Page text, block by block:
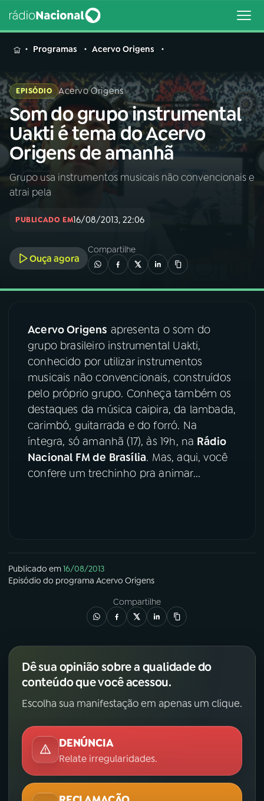
MENU
Buscar
na
Rádio
Nacional
Buscar
AO VIVO
INÍCIO
A RÁDIO
03PROGRAMAÇÃO
04PROGRAMAS
PODCASTS
06VIDEOCASTS
ÚLTIMAS
Instagram X
Programas Acervo Origens
EPISÓDIO Acervo Origens
Som do grupo instrumental
Uakti é tema do Acervo
Origens de amanhã
Grupo usa instrumentos musicais não convencionais e
atrai pela
PUBLICADO EM16/08/2013, 22:06
Ouça agora
Compartilhe
Acervo Origens apresenta o som do
grupo brasileiro instrumental Uakti,
conhecido por utilizar instrumentos
musicais não convencionais, construídos
pelo próprio grupo. Conheça também os
destaques da música caipira, da lambada,
carimbó, guitarrada e do forró. Na
íntegra, só amanhã (17), às 19h, na Rádio
Nacional FM de Brasília. Mas, aqui, você
confere um trechinho pra animar...
Publicado em16/08/2013
Episódio do programa Acervo Origens
Compartilhe
Dê sua opinião sobre a qualidade do
conteúdo que você acessou.
Escolha sua manifestação em apenas um clique.
DENÚNCIA
Relate irregularidades.